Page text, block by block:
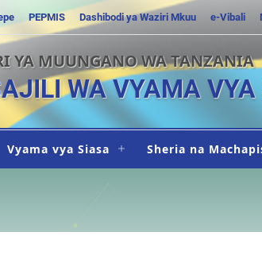
PEPMIS Dashibodi ya Waziri Mkuu e-Vibali
YA MUUNGANO WA TANZANIA
WA VYAMA
Vyama vya Siasa Sheria na